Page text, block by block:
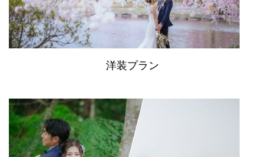
洋装プラン